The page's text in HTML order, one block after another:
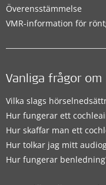
Överensstämmelse
VMR-information för
Vanliga frågor
Vilka slags
Hur fungerar ett
Hur skaffar man ett
Hur tolkar jag mitt
Hur fungerar